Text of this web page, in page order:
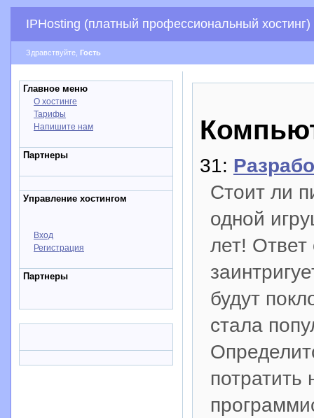
IPHosting (платный профессиональный хостинг)
Здравствуйте, Гость
Главное меню
О хостинге
Тарифы
Напишите нам
Партнеры
Управление хостингом
Вход
Регистрация
Партнеры
31:
Стоит ли
одной
лет! Ответ
будут
стала